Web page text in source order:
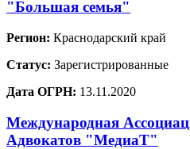
"Большая семья"
Регион: Краснодарский край
Статус: Зарегистрированные
Дата ОГРН: 13.11.2020
Международная
Адвокатов "МедиаТ"